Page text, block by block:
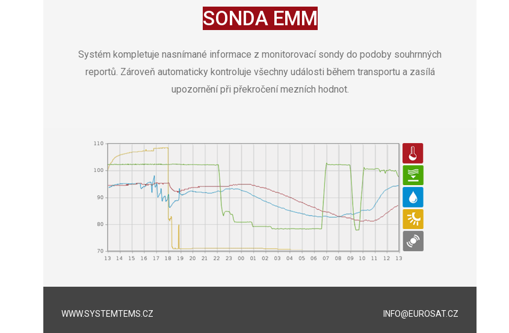
SONDA EMM
Systém kompletuje nasnímané informace z monitorovací sondy do podoby souhrnných
reportů. Zároveň automaticky kontroluje všechny události během transportu a zasílá
upozornění při překročení mezních hodnot.
WWW.SYSTEMTEMS.CZ INFO@EUROSAT.CZ